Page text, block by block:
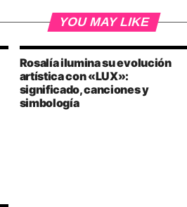
YOU MAY LIKE
Rosalía ilumina su evolución
artística con «LUX»:
significado, canciones y
simbología